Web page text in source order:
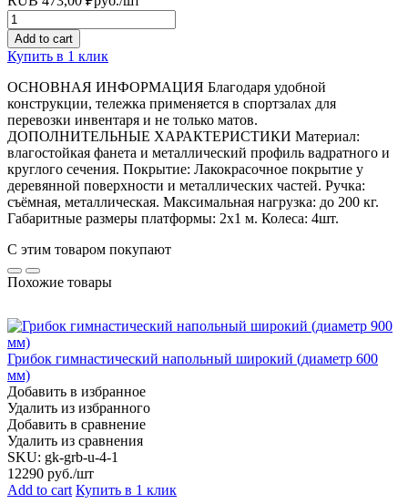
Quantity
Add to cart
Купить в 1 клик
ОСНОВНАЯ ИНФОРМАЦИЯ Благодаря удобной
конструкции, тележка применяется в спортзалах для
перевозки инвентаря и не только матов.
ДОПОЛНИТЕЛЬНЫЕ ХАРАКТЕРИСТИКИ Материал:
влагостойкая фанета и металлический профиль вадратного и
круглого сечения. Покрытие: Лакокрасочное покрытие у
деревянной поверхности и металлических частей. Ручка:
съёмная, металлическая. Максимальная нагрузка: до 200 кг.
Габаритные размеры платформы: 2х1 м. Колеса: 4шт.
С этим товаром покупают
Похожие товары
Грибок гимнастический напольный широкий (диаметр 600
мм)
Добавить в избранное
Удалить из избранного
Добавить в сравнение
Удалить из сравнения
SKU: gk-grb-u-4-1
12290 руб./шт
Add to cart Купить в 1 клик